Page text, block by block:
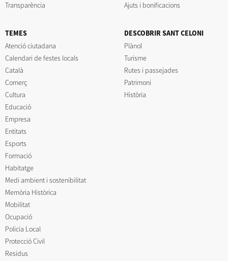
Transparència
Ajuts i bonificacions
TEMES
Atenció ciutadana
Calendari de festes locals
Català
Comerç
Cultura
Educació
Empresa
Entitats
Esports
Formació
Habitatge
Medi ambient i sostenibilitat
Memòria Històrica
Mobilitat
Ocupació
Policia Local
Protecció Civil
Residus
DESCOBRIR SANT CELONI
Plànol
Turisme
Rutes i passejades
Patrimoni
Història